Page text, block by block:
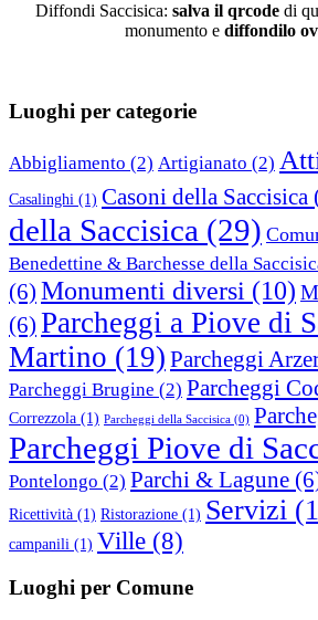
Diffondi Saccisica: salva il qrcode di
monumento e diffondilo
Luoghi per categorie
Abbigliamento (2) Artigianato (2)
Casalinghi (1) Casoni della Saccisica
della Saccisica (29)
Benedettine & Barchesse della
(6) Monumenti diversi (10)
(6) Parcheggi a Piove di
Martino (19) Parcheggi
Parcheggi Brugine (2) Parcheggi
Correzzola (1) Parcheggi della Saccisica (0)
Parcheggi Piove di
Pontelongo (2) Parchi & Lagune
Ricettività (1) Ristorazione (1) Servizi
campanili (1) Ville (8)
Luoghi per Comune